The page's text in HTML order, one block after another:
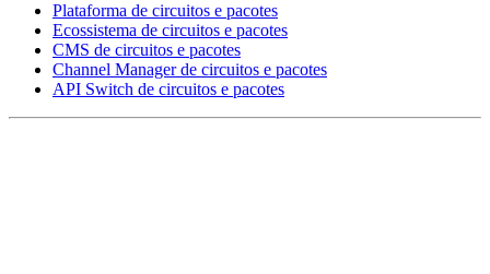
Plataforma de circuitos e pacotes
Ecossistema de circuitos e pacotes
CMS de circuitos e pacotes
Channel Manager de circuitos e pacotes
API Switch de circuitos e pacotes